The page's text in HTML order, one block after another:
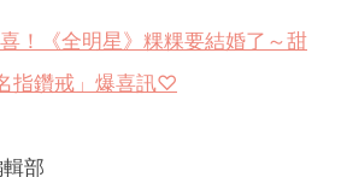
！《全明星》粿粿要結婚了～甜
指鑽戒」爆喜訊♡
部